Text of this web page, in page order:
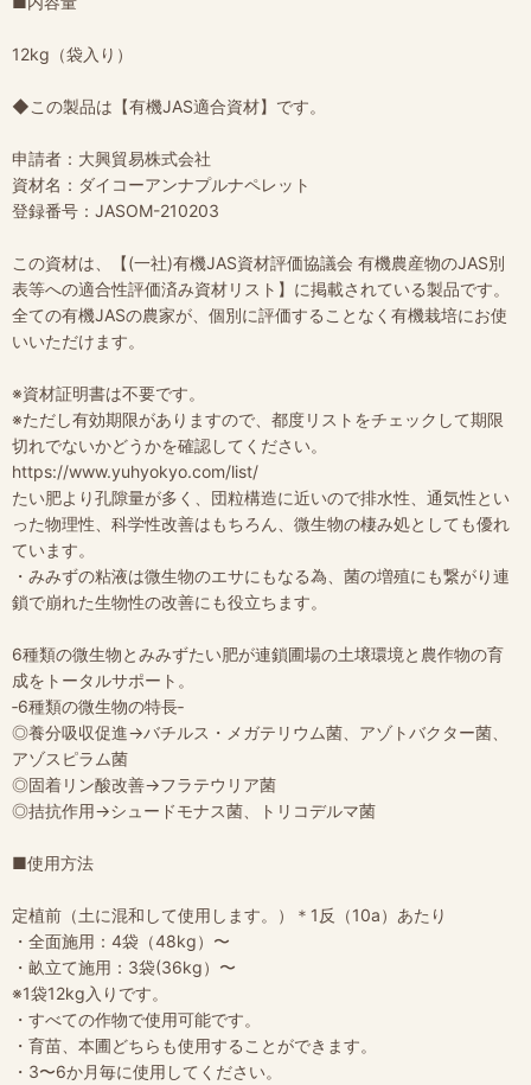
12kg（袋入り）
◆この製品は【有機JAS適合資材】です。
申請者：大興貿易株式会社
資材名：ダイコーアンナプルナペレット
登録番号：JASOM-210203
この資材は、【(一社)有機JAS資材評価協議会 有機農産物のJAS別
表等への適合性評価済み資材リスト】に掲載されている製品です。
全ての有機JASの農家が、個別に評価することなく有機栽培にお使
いいただけます。
※資材証明書は不要です。
※ただし有効期限がありますので、都度リストをチェックして期限
切れでないかどうかを確認してください。
https://www.yuhyokyo.com/list/
たい肥より孔隙量が多く、団粒構造に近いので排水性、通気性とい
った物理性、科学性改善はもちろん、微生物の棲み処としても優れ
ています。
・みみずの粘液は微生物のエサにもなる為、菌の増殖にも繋がり連
鎖で崩れた生物性の改善にも役立ちます。
6種類の微生物とみみずたい肥が連鎖圃場の土壌環境と農作物の育
成をトータルサポート。
‐6種類の微生物の特長‐
◎養分吸収促進→バチルス・メガテリウム菌、アゾトバクター菌、
アゾスピラム菌
◎固着リン酸改善→フラテウリア菌
◎拮抗作用→シュードモナス菌、トリコデルマ菌
■使用方法
定植前（土に混和して使用します。）＊1反（10a）あたり
・全面施用：4袋（48kg）〜
・畝立て施用：3袋(36kg）〜
※1袋12kg入りです。
・すべての作物で使用可能です。
・育苗、本圃どちらも使用することができます。
・3〜6か月毎に使用してください。